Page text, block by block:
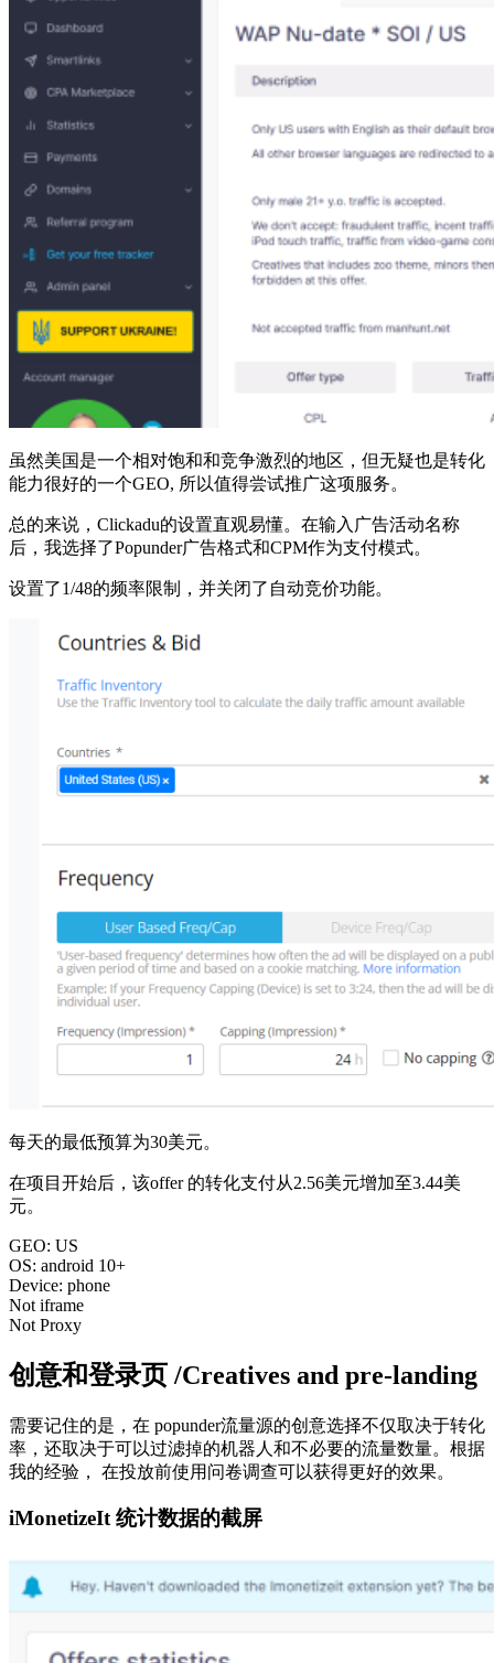
虽然美国是一个相对饱和和竞争激烈的地区，但无疑也是转化
能力很好的一个GEO, 所以值得尝试推广这项服务。
总的来说，Clickadu的设置直观易懂。在输入广告活动名称
后，我选择了Popunder广告格式和CPM作为支付模式。
设置了1/48的频率限制，并关闭了自动竞价功能。
每天的最低预算为30美元。
在项目开始后，该offer 的转化支付从2.56美元增加至3.44美
元。
GEO: US
OS: android 10+
Device: phone
Not iframe
Not Proxy
创意和登录页 /Creatives and pre-landing
需要记住的是，在 popunder流量源的创意选择不仅取决于转化
率，还取决于可以过滤掉的机器人和不必要的流量数量。根据
我的经验， 在投放前使用问卷调查可以获得更好的效果。
iMonetizeIt 统计数据的截屏